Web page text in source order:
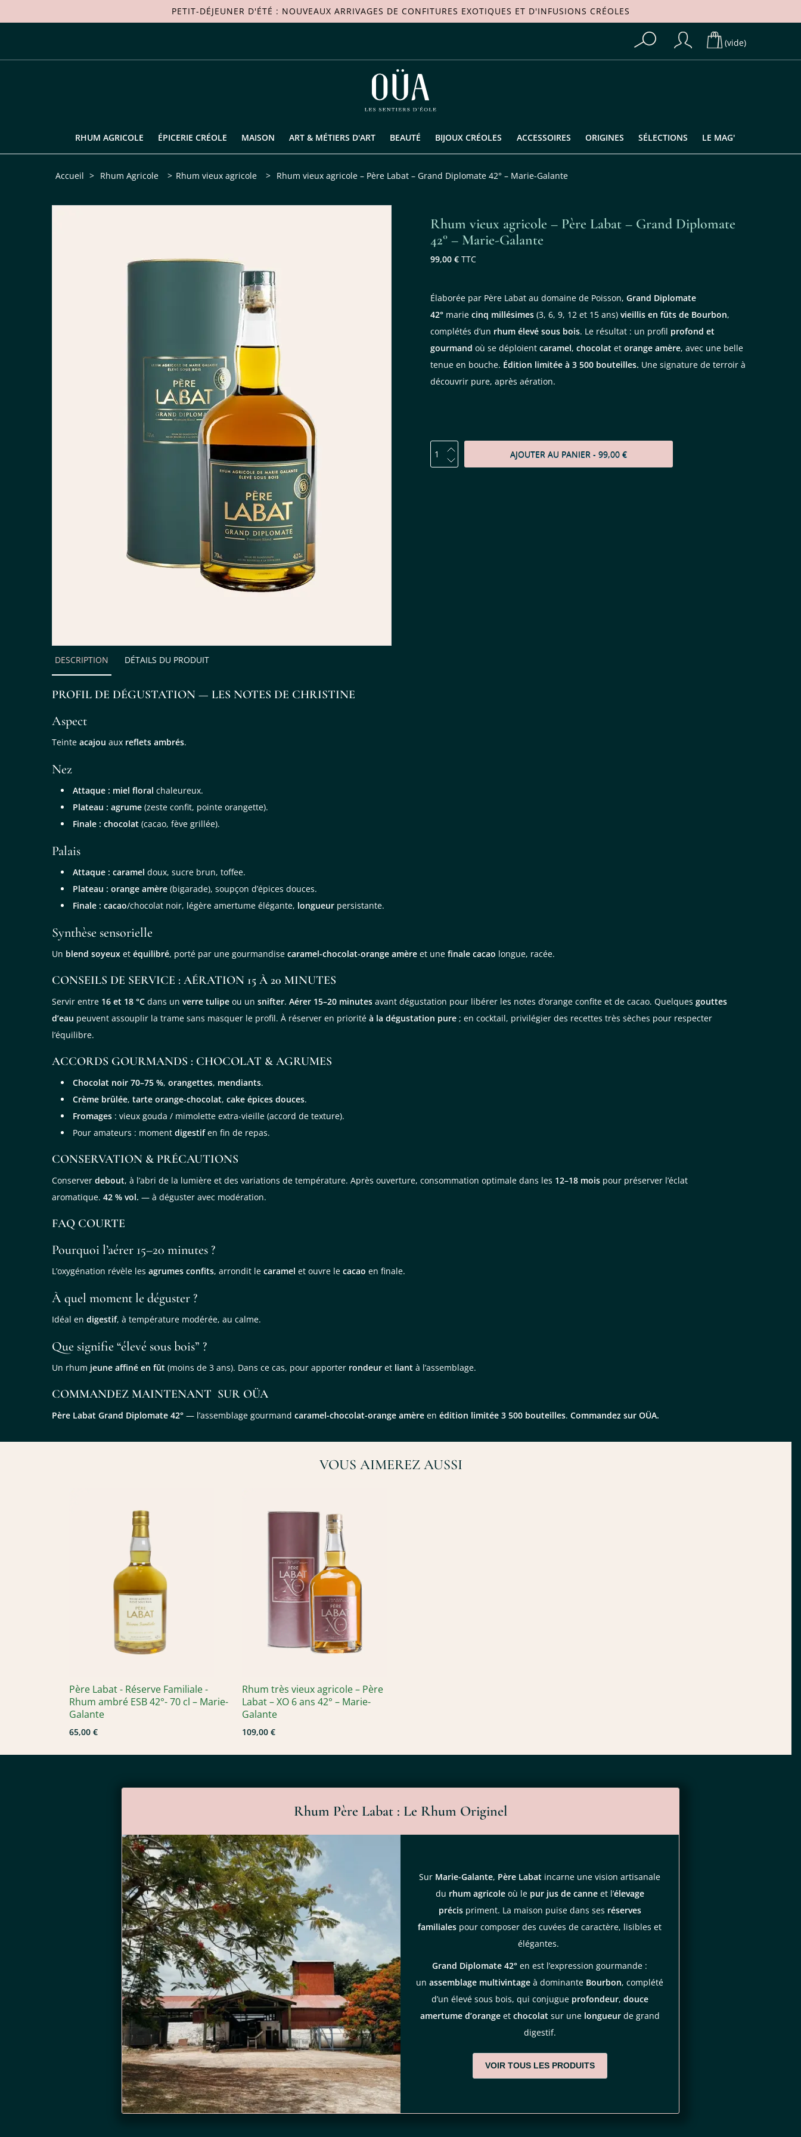
PETIT-DÉJEUNER D'ÉTÉ : NOUVEAUX ARRIVAGES DE CONFITURES EXOTIQUES ET D'INFUSIONS CRÉOLES
(vide)
RHUM AGRICOLE ÉPICERIE CRÉOLE MAISON ART & MÉTIERS D'ART BEAUTÉ BIJOUX CRÉOLES ACCESSOIRES ORIGINES SÉLECTIONS LE MAG'
Accueil > Rhum Agricole > Rhum vieux agricole > Rhum vieux agricole – Père Labat – Grand Diplomate 42° – Marie-Galante
Rhum vieux agricole – Père Labat – Grand Diplomate
42° – Marie-Galante
99,00 € TTC
Élaborée par Père Labat au domaine de Poisson, Grand Diplomate
42° marie cinq millésimes (3, 6, 9, 12 et 15 ans) vieillis en fûts de Bourbon,
complétés d’un rhum élevé sous bois. Le résultat : un profil profond et
gourmand où se déploient caramel, chocolat et orange amère, avec une belle
tenue en bouche. Édition limitée à 3 500 bouteilles. Une signature de terroir à
découvrir pure, après aération.
AJOUTER AU PANIER - 99,00 €
DESCRIPTION DÉTAILS DU PRODUIT
PROFIL DE DÉGUSTATION — LES NOTES DE CHRISTINE
Aspect
Teinte acajou aux reflets ambrés.
Nez
Attaque : miel floral chaleureux.
Plateau : agrume (zeste confit, pointe orangette).
Finale : chocolat (cacao, fève grillée).
Palais
Attaque : caramel doux, sucre brun, toffee.
Plateau : orange amère (bigarade), soupçon d’épices douces.
Finale : cacao/chocolat noir, légère amertume élégante, longueur persistante.
Synthèse sensorielle
Un blend soyeux et équilibré, porté par une gourmandise caramel-chocolat-orange amère et une finale cacao longue, racée.
CONSEILS DE SERVICE : AÉRATION 15 À 20 MINUTES
Servir entre 16 et 18 °C dans un verre tulipe ou un snifter. Aérer 15–20 minutes avant dégustation pour libérer les notes d’orange confite et de cacao. Quelques gouttes
d’eau peuvent assouplir la trame sans masquer le profil. À réserver en priorité à la dégustation pure ; en cocktail, privilégier des recettes très sèches pour respecter
l’équilibre.
ACCORDS GOURMANDS : CHOCOLAT & AGRUMES
Chocolat noir 70–75 %, orangettes, mendiants.
Crème brûlée, tarte orange-chocolat, cake épices douces.
Fromages : vieux gouda / mimolette extra-vieille (accord de texture).
Pour amateurs : moment digestifen fin de repas.
CONSERVATION & PRÉCAUTIONS
Conserver debout, à l’abri de la lumière et des variations de température. Après ouverture, consommation optimale dans les 12–18 mois pour préserver l’éclat
aromatique. 42 % vol. — à déguster avec modération.
FAQ COURTE
Pourquoi l’aérer 15–20 minutes ?
L’oxygénation révèle les agrumes confits, arrondit le caramel et ouvre le cacao en finale.
À quel moment le déguster ?
Idéal en digestif, à température modérée, au calme.
Que signifie “élevé sous bois” ?
Un rhum jeune affiné en fût (moins de 3 ans). Dans ce cas, pour apporter rondeur et liant à l’assemblage.
COMMANDEZ MAINTENANT SUR OÜA
Père Labat Grand Diplomate 42° — l’assemblage gourmand caramel-chocolat-orange amère en édition limitée 3 500 bouteilles. Commandez sur OÜA.
VOUS AIMEREZ AUSSI
Père Labat - Réserve Familiale -
Rhum ambré ESB 42°- 70 cl – Marie-
Galante
65,00 €
Rhum très vieux agricole – Père
Labat – XO 6 ans 42° – Marie-
Galante
109,00 €
Rhum Père Labat : Le Rhum Originel
Sur Marie-Galante, Père Labat incarne une vision artisanale
du rhum agricoleoù le pur jus de canneet l’élevage
précispriment. La maison puise dans ses réserves
familiales pour composer des cuvées de caractère, lisibles et
élégantes.
Grand Diplomate 42° en est l’expression gourmande :
un assemblage multivintage à dominante Bourbon, complété
d’un élevé sous bois, qui conjugue profondeur, douce
amertume d’orangeet chocolatsur une longueurde grand
digestif.
VOIR TOUS LES PRODUITS